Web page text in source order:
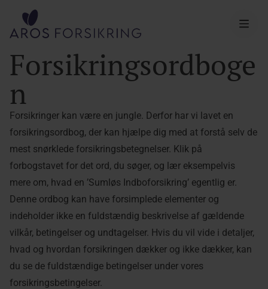
Aros Forsikring
Forsikringsordboge
n
Forsikringer kan være en jungle. Derfor har vi lavet en
forsikringsordbog, der kan hjælpe dig med at forstå selv de
mest snørklede forsikringsbetegnelser. Klik på
forbogstavet for det ord, du søger, og lær eksempelvis
mere om, hvad en ’Sumløs Indboforsikring’ egentlig er.
Denne ordbog kan have forsimplede elementer og
indeholder ikke en fuldstændig beskrivelse af gældende
vilkår, betingelser og undtagelser. Hvis du vil vide i detaljer,
hvad og hvordan forsikringen dækker og ikke dækker, kan
du se de fuldstændige betingelser under vores
forsikringsbetingelser.